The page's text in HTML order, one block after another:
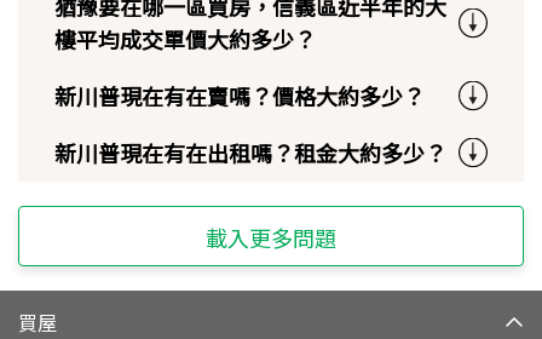
樓平均成交單價大約多少？
新川普現在有在賣嗎？價格大約多少？
新川普現在有在出租嗎？租金大約多少？
載入更多問題
買屋